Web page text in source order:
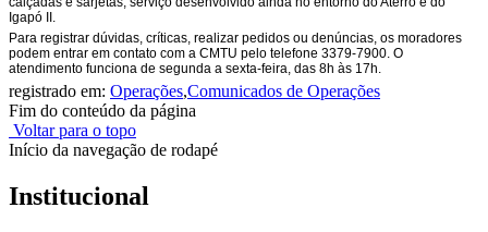
Igapó II.
Para registrar dúvidas, críticas, realizar pedidos ou denúncias, os moradores
podem entrar em contato com a CMTU pelo telefone 3379-7900. O
atendimento funciona de segunda a sexta-feira, das 8h às 17h.
registrado em: Operações,Comunicados de Operações
Fim do conteúdo da página
Voltar para o topo
Início da navegação de rodapé
Institucional